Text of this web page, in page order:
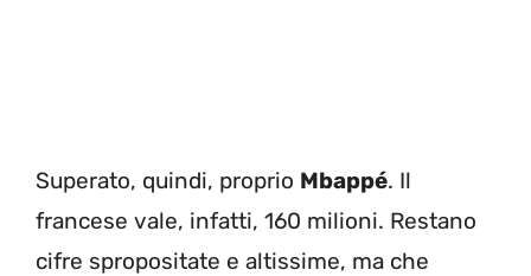
Superato, quindi, proprio Mbappé. Il
francese vale, infatti, 160 milioni. Restano
cifre spropositate e altissime, ma che